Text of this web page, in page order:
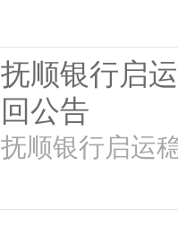
抚顺银行启
回公告
抚顺银行启运